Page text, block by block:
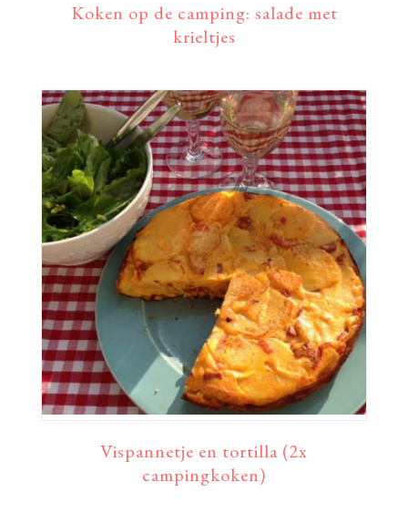
Koken op de camping: salade met
krieltjes
Vispannetje en tortilla (2x
campingkoken)